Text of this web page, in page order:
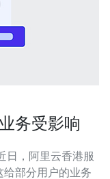
务受影响
部分用户的业务